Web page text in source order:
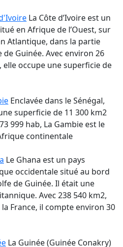
La Côte d’Ivoire est un
en Afrique de l’Ouest, sur
Atlantique, dans la partie
Guinée. Avec environ 26
occupe une superficie de
Enclavée dans le Sénégal,
superficie de 11 300 km2
999 hab, La Gambie est le
continentale
Le Ghana est un pays
occidentale situé au bord
de Guinée. Il était une
Avec 238 540 km2,
France, il compte environ 30
La Guinée (Guinée Conakry)